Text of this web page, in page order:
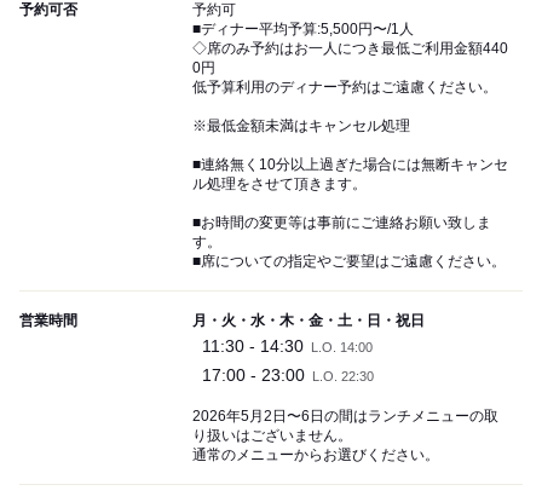
予約可否
予約可
■ディナー平均予算:5,500円〜/1人
◇席のみ予約はお一人につき最低ご利用金額440
0円
低予算利用のディナー予約はご遠慮ください。
※最低金額未満はキャンセル処理
■連絡無く10分以上過ぎた場合には無断キャンセ
ル処理をさせて頂きます。
■お時間の変更等は事前にご連絡お願い致しま
す。
■席についての指定やご要望はご遠慮ください。
営業時間 月・火・水・木・金・土・日・祝日
11:30 - 14:30 L.O. 14:00
17:00 - 23:00 L.O. 22:30
2026年5月2日〜6日の間はランチメニューの取
り扱いはございません。
通常のメニューからお選びください。